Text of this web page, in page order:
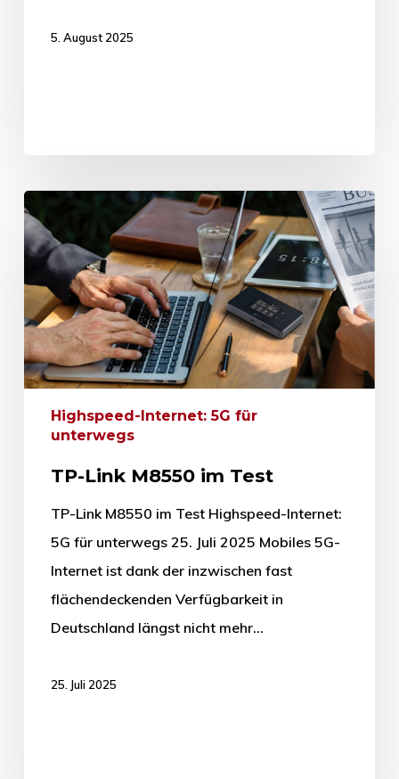
5. August 2025
Highspeed-Internet: 5G für
unterwegs
TP-Link M8550 im Test
TP-Link M8550 im Test Highspeed-Internet:
5G für unterwegs 25. Juli 2025 Mobiles 5G-
Internet ist dank der inzwischen fast
flächendeckenden Verfügbarkeit in
Deutschland längst nicht mehr…
25. Juli 2025